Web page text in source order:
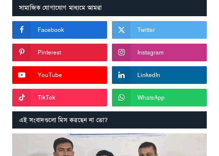
সামাজিক যোগাযোগ মাধ্যমে আমরা
Facebook Twitter
Pinterest Instagram
YouTube LinkedIn
TikTok WhatsApp
এই সংবাদগুলো মিস করছেন না তো?